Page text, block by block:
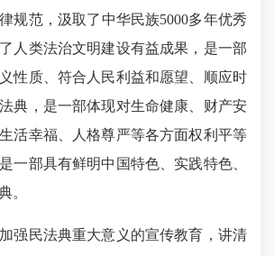
规范，汲取了中华民族5000多年优秀
人类法治文明建设有益成果，是一部
性质、符合人民利益和愿望、顺应时
典，是一部体现对生命健康、财产安
活幸福、人格尊严等各方面权利平等
一部具有鲜明中国特色、实践特色、
。
民法典重大意义的宣传教育，讲清